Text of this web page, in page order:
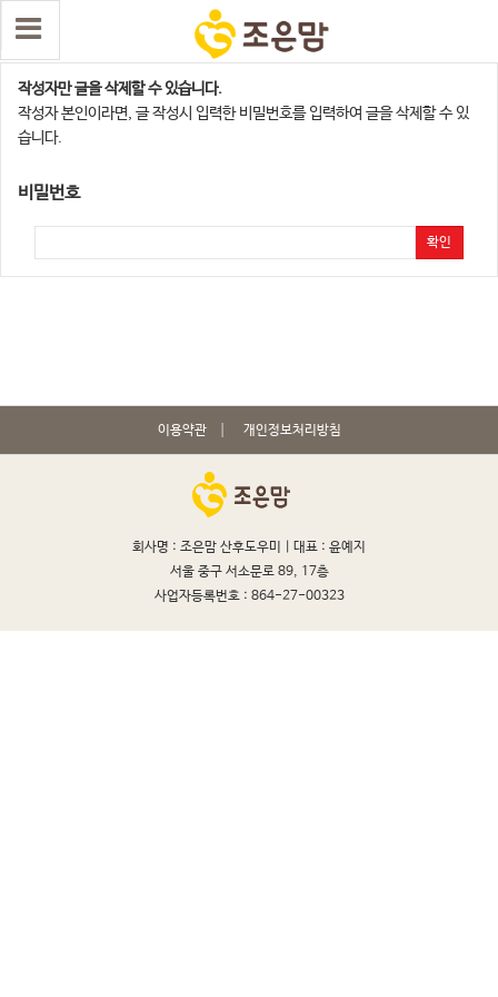
댓글 삭제
작성자만 글을 삭제할 수 있습니다.
작성자 본인이라면, 글 작성시 입력한 비밀번호를 입력하여 글을 삭제할 수 있
습니다.
비밀번호
확인
이용약관 개인정보처리방침
회사명 : 조은맘 산후도우미 | 대표 : 윤예지
서울 중구 서소문로 89, 17층
사업자등록번호 : 864-27-00323